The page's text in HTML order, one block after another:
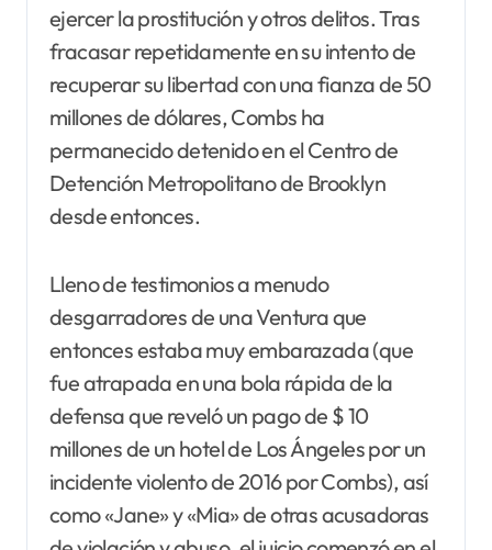
ejercer la prostitución y otros delitos. Tras
fracasar repetidamente en su intento de
recuperar su libertad con una fianza de 50
millones de dólares, Combs ha
permanecido detenido en el Centro de
Detención Metropolitano de Brooklyn
desde entonces.
Lleno de testimonios a menudo
desgarradores de una Ventura que
entonces estaba muy embarazada (que
fue atrapada en una bola rápida de la
defensa que reveló un pago de $ 10
millones de un hotel de Los Ángeles por un
incidente violento de 2016 por Combs), así
como «Jane» y «Mia» de otras acusadoras